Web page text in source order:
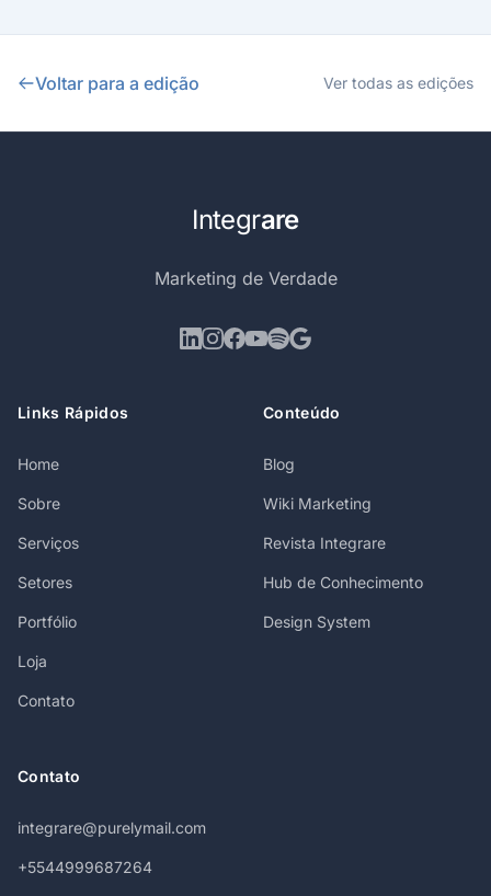
Voltar para a edição Ver todas as edições
Integrare
Marketing de Verdade
Links Rápidos
Home
Sobre
Serviços
Setores
Portfólio
Loja
Contato
Conteúdo
Blog
Wiki Marketing
Revista Integrare
Hub de Conhecimento
Design System
Contato
integrare@purelymail.com
+5544999687264